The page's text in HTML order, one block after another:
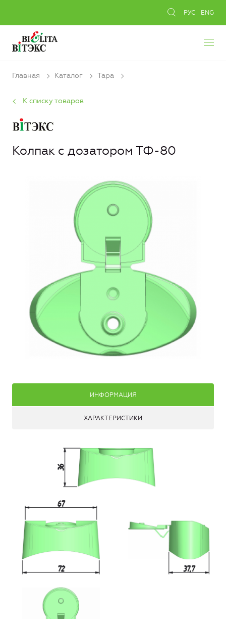
РУС ENG
Главная Каталог Тара
К списку товаров
Колпак с дозатором ТФ-80
ИНФОРМАЦИЯ
ХАРАКТЕРИСТИКИ